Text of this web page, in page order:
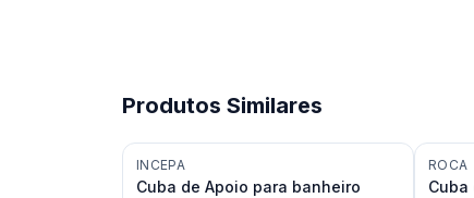
Produtos Similares
INCEPA
Cuba de Apoio para banheiro
ROCA
Cuba